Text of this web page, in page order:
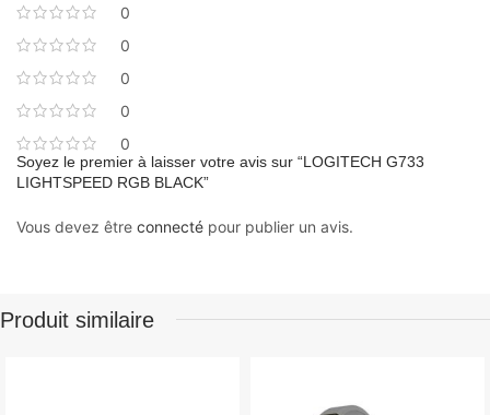
0
0
0
0
0
Soyez le premier à laisser votre avis sur “LOGITECH G733
LIGHTSPEED RGB BLACK”
Vous devez être connecté pour publier un avis.
Produit similaire